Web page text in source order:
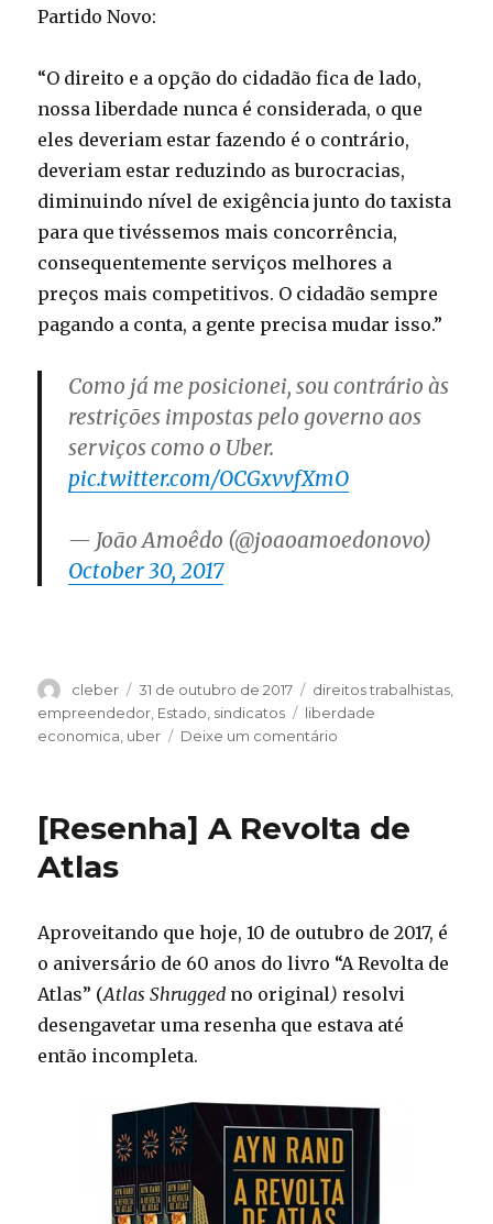
Partido Novo:
“O direito e a opção do cidadão fica de lado,
nossa liberdade nunca é considerada, o que
eles deveriam estar fazendo é o contrário,
deveriam estar reduzindo as burocracias,
diminuindo nível de exigência junto do taxista
para que tivéssemos mais concorrência,
consequentemente serviços melhores a
preços mais competitivos. O cidadão sempre
pagando a conta, a gente precisa mudar isso.”
Como já me posicionei, sou contrário às
restrições impostas pelo governo aos
serviços como o Uber.
pic.twitter.com/OCGxvvfXmO
— João Amoêdo (@joaoamoedonovo)
October 30, 2017
Autor
cleber
Publicado
em
31 de outubro de 2017 Categorias
direitos trabalhistas,
empreendedor, Estado, sindicatos Tags
liberdade
economica, uber Deixe um comentário
Partido
presidenciável
a
se
posicionar
a
Uber
[Resenha] A Revolta de
Atlas
Aproveitando que hoje, 10 de outubro de 2017, é
o aniversário de 60 anos do livro “A Revolta de
Atlas” (Atlas Shrugged no original)resolvi
desengavetar uma resenha que estava até
então incompleta.